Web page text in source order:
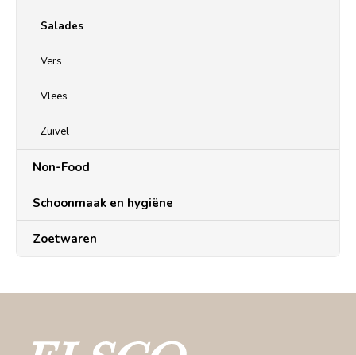
Salades
Vers
Vlees
Zuivel
Non-Food
Schoonmaak en hygiëne
Zoetwaren